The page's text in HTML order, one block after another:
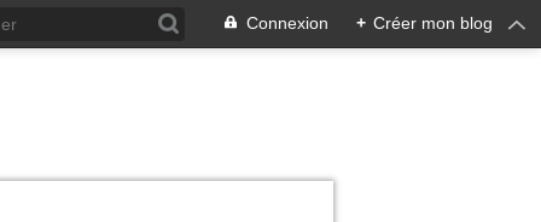
Connexion + Créer mon blog